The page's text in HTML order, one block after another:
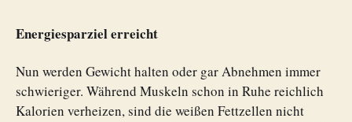
Energiesparziel erreicht
Nun werden Gewicht halten oder gar Abnehmen immer
schwieriger. Während Muskeln schon in Ruhe reichlich
Kalorien verheizen, sind die weißen Fettzellen nicht